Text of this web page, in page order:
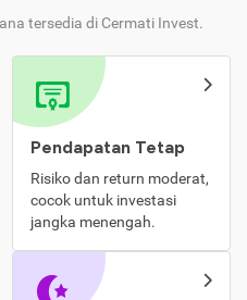
tersedia di Cermati Invest.
Pendapatan Tetap
Risiko dan return moderat,
cocok untuk investasi
jangka menengah.